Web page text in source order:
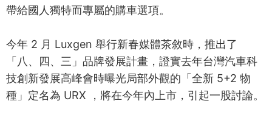
帶給國人獨特而專屬的購車選項。
今年 2 月 Luxgen 舉行新春媒體茶敘時，推出了
「八、四、三」品牌發展計畫，證實去年台灣汽車科
技創新發展高峰會時曝光局部外觀的「全新 5+2 物
種」定名為 URX ，將在今年內上市，引起一股討論。